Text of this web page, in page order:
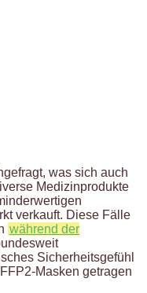
was sich auch
Medizinprodukte
verkauft. Diese Fälle
während der
Sicherheitsgefühl
Masken getragen